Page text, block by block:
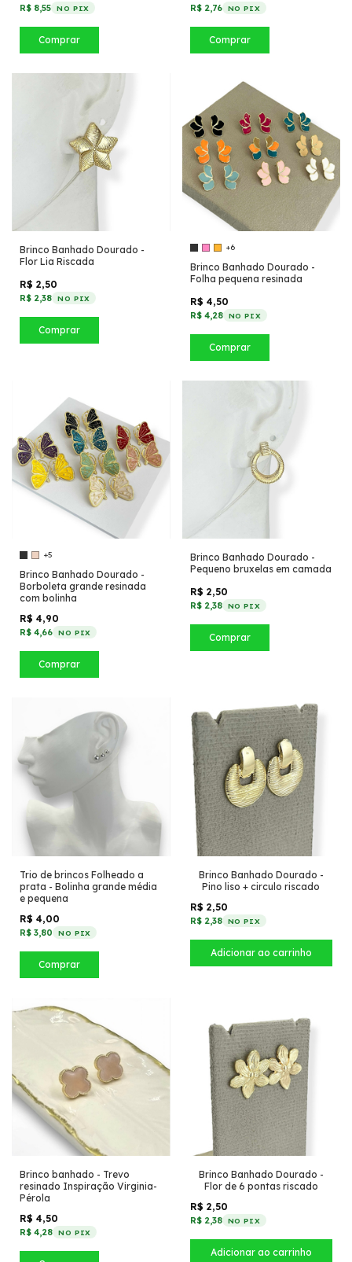
R$ 8,55 NO PIX
Comprar
R$ 2,76 NO PIX
Comprar
Brinco Banhado Dourado -
Flor Lia Riscada
R$ 2,50
R$ 2,38 NO PIX
Comprar
+6
Brinco Banhado Dourado -
Folha pequena resinada
R$ 4,50
R$ 4,28 NO PIX
Comprar
+5
Brinco Banhado Dourado -
Borboleta grande resinada
com bolinha
R$ 4,90
R$ 4,66 NO PIX
Comprar
Brinco Banhado Dourado -
Pequeno bruxelas em camada
R$ 2,50
R$ 2,38 NO PIX
Comprar
Trio de brincos Folheado a
prata - Bolinha grande média
e pequena
R$ 4,00
R$ 3,80 NO PIX
Comprar
Brinco Banhado Dourado -
Pino liso + circulo riscado
R$ 2,50
R$ 2,38 NO PIX
Brinco banhado - Trevo
resinado Inspiração Virginia-
Pérola
R$ 4,50
R$ 4,28 NO PIX
Brinco Banhado Dourado -
Flor de 6 pontas riscado
R$ 2,50
R$ 2,38 NO PIX